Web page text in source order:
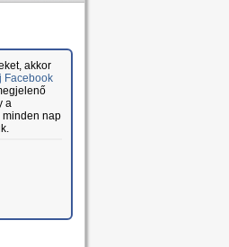
akkor
Facebook
a
nap